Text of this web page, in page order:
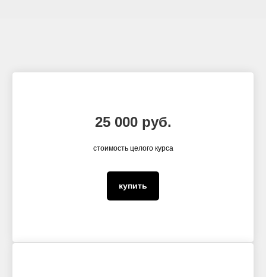
25 000 руб.
стоимость целого курса
купить